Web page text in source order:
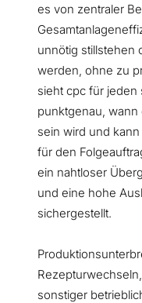
es von zentraler
unnötig stillstehen
werden, ohne zu
sieht cpc für jeden
punktgenau,
sein wird und
für den
ein nahtloser
und eine hohe
sichergestellt.
sonstiger